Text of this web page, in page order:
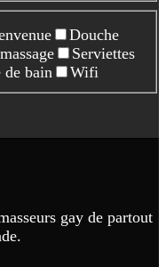
Douche
Serviettes
de bain Wifi
gay de partout